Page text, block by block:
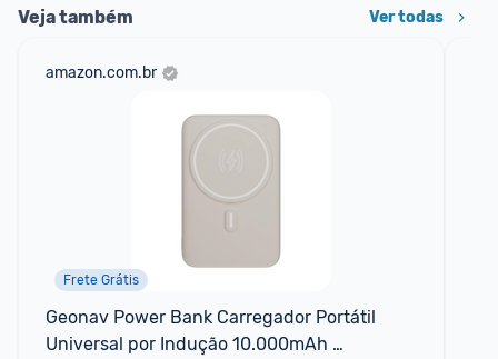
Veja também Ver todas
amazon.com.br
Frete Grátis
Geonav Power Bank Carregador Portátil
Universal por Indução 10.000mAh